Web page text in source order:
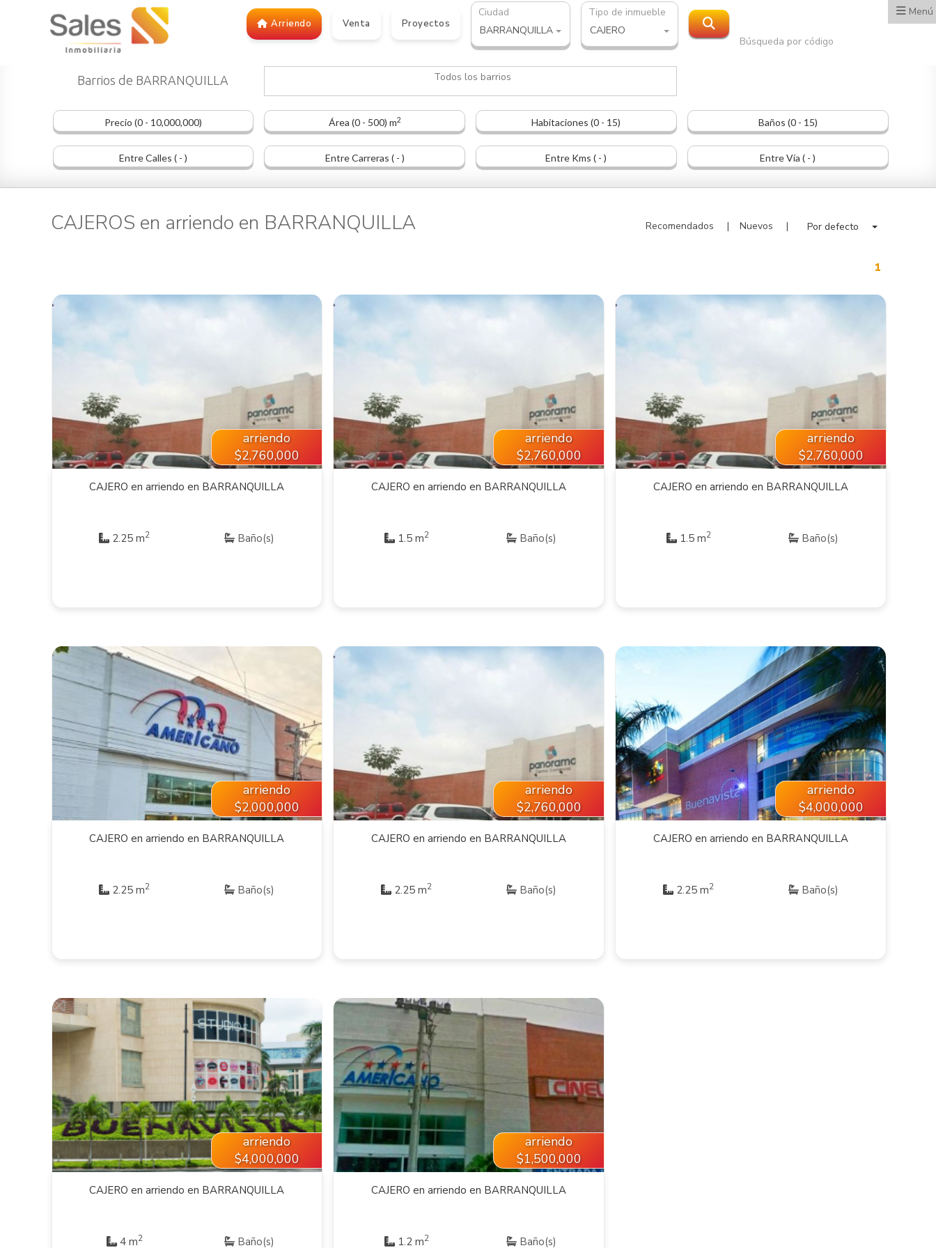
Menú
Arriendo Venta Proyectos
Ciudad
BARRANQUILLA
Tipo de inmueble
CAJERO
Búsqueda por código
Barrios de BARRANQUILLA
Precio (0 - 10,000,000) Área (0 - 500) m2 Habitaciones (0 - 15) Baños (0 - 15)
Entre Calles ( - ) Entre Carreras ( - ) Entre Kms ( - ) Entre Vía ( - )
CAJEROS en arriendo en BARRANQUILLA Recomendados Nuevos Por defecto
1
arriendo
$2,760,000
CAJERO en arriendo en BARRANQUILLA
2.25 m2 Baño(s)
arriendo
$2,760,000
CAJERO en arriendo en BARRANQUILLA
1.5 m2 Baño(s)
arriendo
$2,760,000
CAJERO en arriendo en BARRANQUILLA
1.5 m2 Baño(s)
VER INMUEBLE
arriendo
$2,000,000
CAJERO en arriendo en BARRANQUILLA
2.25 m2 Baño(s)
arriendo
$2,760,000
CAJERO en arriendo en BARRANQUILLA
2.25 m2 Baño(s)
VER INMUEBLE
arriendo
$4,000,000
CAJERO en arriendo en BARRANQUILLA
2.25 m2 Baño(s)
VER INMUEBLE
arriendo
$4,000,000
CAJERO en arriendo en BARRANQUILLA
4 m2 Baño(s)
VER INMUEBLE
arriendo
$1,500,000
CAJERO en arriendo en BARRANQUILLA
1.2 m2 Baño(s)